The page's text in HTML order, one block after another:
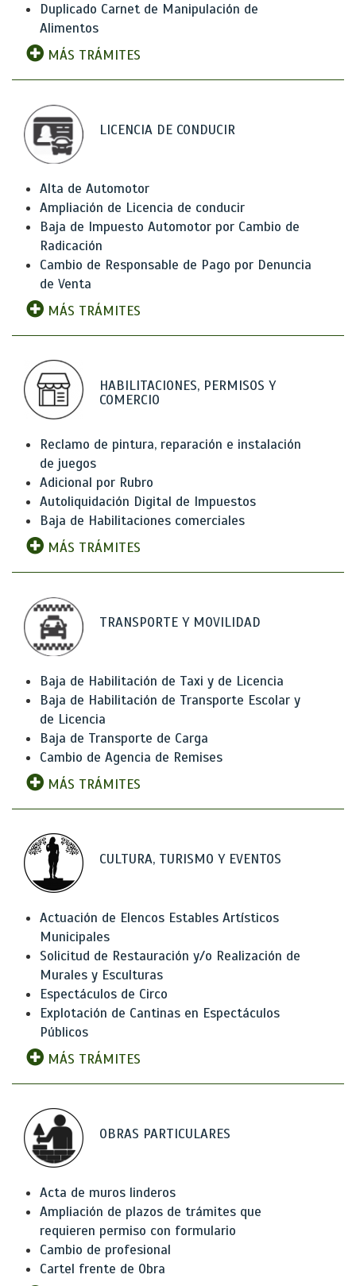
Duplicado Carnet de Manipulación de
Alimentos
MÁS TRÁMITES
LICENCIA DE CONDUCIR
Alta de Automotor
Ampliación de Licencia de conducir
Baja de Impuesto Automotor por Cambio de
Radicación
Cambio de Responsable de Pago por Denuncia
de Venta
MÁS TRÁMITES
HABILITACIONES, PERMISOS Y
COMERCIO
Reclamo de pintura, reparación e instalación
de juegos
Adicional por Rubro
Autoliquidación Digital de Impuestos
Baja de Habilitaciones comerciales
MÁS TRÁMITES
TRANSPORTE Y MOVILIDAD
Baja de Habilitación de Taxi y de Licencia
Baja de Habilitación de Transporte Escolar y
de Licencia
Baja de Transporte de Carga
Cambio de Agencia de Remises
MÁS TRÁMITES
CULTURA, TURISMO Y EVENTOS
Actuación de Elencos Estables Artísticos
Municipales
Solicitud de Restauración y/o Realización de
Murales y Esculturas
Espectáculos de Circo
Explotación de Cantinas en Espectáculos
Públicos
MÁS TRÁMITES
OBRAS PARTICULARES
Acta de muros linderos
Ampliación de plazos de trámites que
requieren permiso con formulario
Cambio de profesional
Cartel frente de Obra